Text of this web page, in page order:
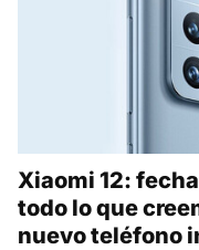
Xiaomi 12:
todo lo que
nuevo teléfono